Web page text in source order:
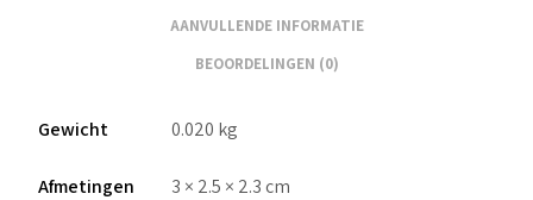
AANVULLENDE INFORMATIE
BEOORDELINGEN (0)
Gewicht 0.020 kg
Afmetingen 3 × 2.5 × 2.3 cm